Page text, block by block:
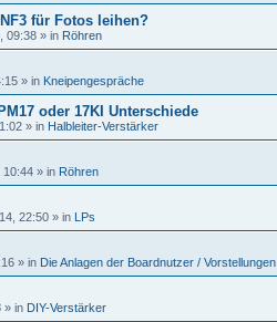
für Fotos leihen?
09:38 » in Röhren
» in Kneipengespräche
oder 17KI Unterschiede
» in Halbleiter-Verstärker
10:44 » in Röhren
22:50 » in LPs
» in Die Anlagen der Boardnutzer / Vorstellungen
» in DIY-Verstärker